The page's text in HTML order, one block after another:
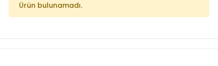
Ürün bulunamadı.